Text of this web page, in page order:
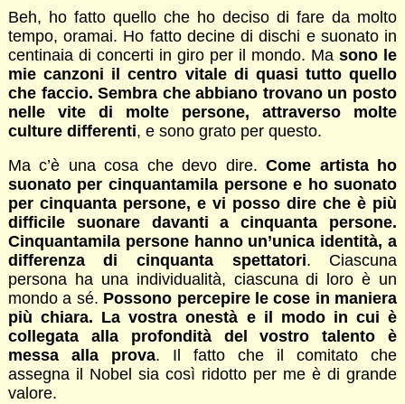
Beh, ho fatto quello che ho deciso di fare da molto
tempo, oramai. Ho fatto decine di dischi e suonato in
centinaia di concerti in giro per il mondo. Masono le
mie canzoni il centro vitale di quasi tutto quello
che faccio. Sembra che abbiano trovano un posto
nelle vite di molte persone, attraverso molte
culture differenti, e sono grato per questo.
Ma c’è una cosa che devo dire.Come artista ho
suonato per cinquantamila persone e ho suonato
per cinquanta persone, e vi posso dire che è più
difficile suonare davanti a cinquanta persone.
Cinquantamila persone hanno un’unica identità, a
differenza di cinquanta spettatori. Ciascuna
persona ha una individualità, ciascuna di loro è un
mondo a sé. Possono percepire le cose in maniera
più chiara. La vostra onestà e il modo in cui è
collegata alla profondità del vostro talento è
messa alla prova. Il fatto che il comitato che
assegna il Nobel sia così ridotto per me è di grande
valore.